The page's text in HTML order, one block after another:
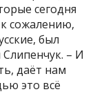
сегодня
сожалению,
был
– И
даёт нам
это всё